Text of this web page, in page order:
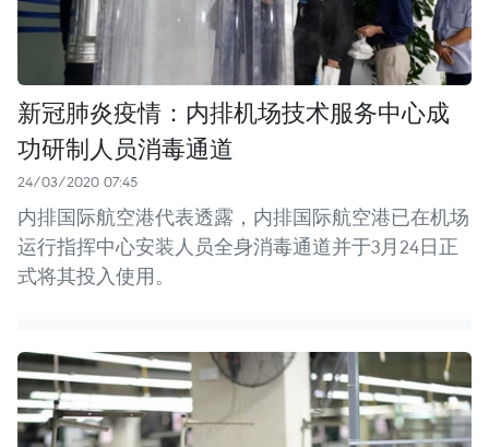
新冠肺炎疫情：内排机场技术服务中心成
功研制人员消毒通道
24/03/2020 07:45
内排国际航空港代表透露，内排国际航空港已在机场
运行指挥中心安装人员全身消毒通道并于3月24日正
式将其投入使用。